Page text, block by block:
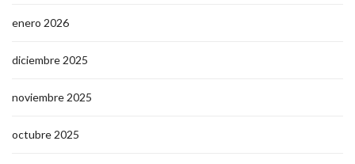
enero 2026
diciembre 2025
noviembre 2025
octubre 2025